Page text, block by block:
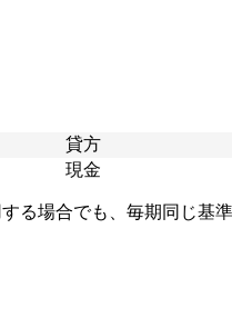
貸方
現金
場合でも、毎期同じ基